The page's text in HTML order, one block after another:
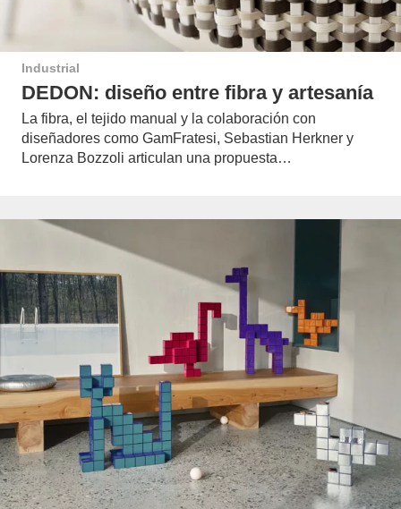
Industrial
DEDON: diseño entre fibra y artesanía
La fibra, el tejido manual y la colaboración con
diseñadores como GamFratesi, Sebastian Herkner y
Lorenza Bozzoli articulan una propuesta…